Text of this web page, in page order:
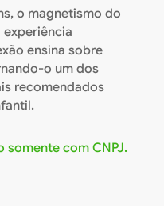
o magnetismo do
ensina sobre
o um dos
recomendados
somente com CNPJ.